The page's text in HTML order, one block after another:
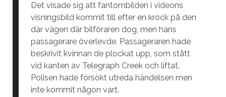
Det visade sig att fantombilden i videons
visningsbild kommit till efter en krock på den
där vägen där bilföraren dog, men hans
passagerare överlevde. Passageraren hade
beskrivit kvinnan de plockat upp, som stått
vid kanten av Telegraph Creek och liftat.
Polisen hade försökt utreda händelsen men
inte kommit någon vart.